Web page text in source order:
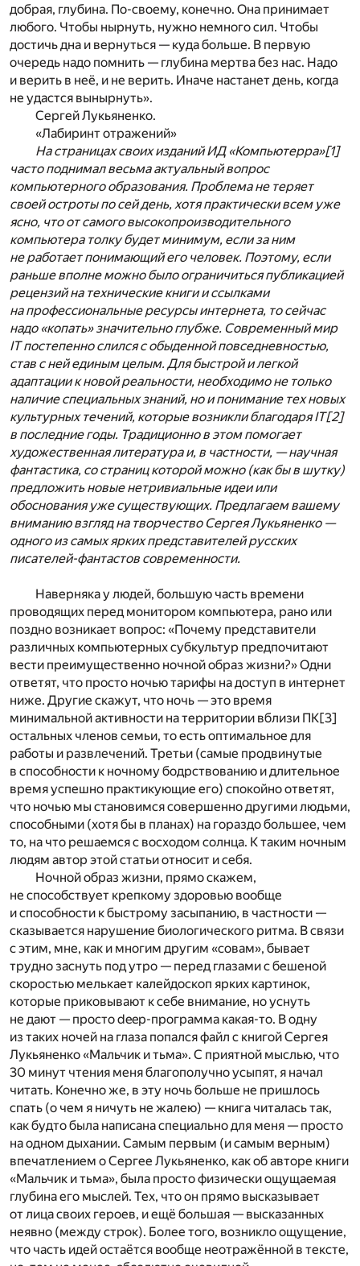
добрая, глубина. По-своему, конечно. Она принимает
любого. Чтобы нырнуть, нужно немного сил. Чтобы
достичь дна и вернуться — куда больше. В первую
очередь надо помнить — глубина мертва без нас. Надо
и верить в неё, и не верить. Иначе настанет день, когда
не удастся вынырнуть».
Сергей Лукьяненко.
«Лабиринт отражений»
На страницах своих изданий ИД «Компьютерра»[1]
часто поднимал весьма актуальный вопрос
компьютерного образования. Проблема не теряет
своей остроты по сей день, хотя практически всем уже
ясно, что от самого высокопроизводительного
компьютера толку будет минимум, если за ним
не работает понимающий его человек. Поэтому, если
раньше вполне можно было ограничиться публикацией
рецензий на технические книги и ссылками
на профессиональные ресурсы интернета, то сейчас
надо «копать» значительно глубже. Современный мир
IT постепенно слился с обыденной повседневностью,
став с ней единым целым. Для быстрой и легкой
адаптации к новой реальности, необходимо не только
наличие специальных знаний, но и понимание тех новых
культурных течений, которые возникли благодаря IT[2]
в последние годы. Традиционно в этом помогает
художественная литература и, в частности, — научная
фантастика, со страниц которой можно (как бы в шутку)
предложить новые нетривиальные идеи или
обоснования уже существующих. Предлагаем вашему
вниманию взгляд на творчество Сергея Лукьяненко —
одного из самых ярких представителей русских
писателей-фантастов современности.
Наверняка у людей, большую часть времени
проводящих перед монитором компьютера, рано или
поздно возникает вопрос: «Почему представители
различных компьютерных субкультур предпочитают
вести преимущественно ночной образ жизни?» Одни
ответят, что просто ночью тарифы на доступ в интернет
ниже. Другие скажут, что ночь — это время
минимальной активности на территории вблизи ПК[3]
остальных членов семьи, то есть оптимальное для
работы и развлечений. Третьи (самые продвинутые
в способности к ночному бодрствованию и длительное
время успешно практикующие его) спокойно ответят,
что ночью мы становимся совершенно другими людьми,
способными (хотя бы в планах) на гораздо большее, чем
то, на что решаемся с восходом солнца. К таким ночным
людям автор этой статьи относит и себя.
Ночной образ жизни, прямо скажем,
не способствует крепкому здоровью вообще
и способности к быстрому засыпанию, в частности —
сказывается нарушение биологического ритма. В связи
с этим, мне, как и многим другим «совам», бывает
трудно заснуть под утро — перед глазами с бешеной
скоростью мелькает калейдоскоп ярких картинок,
которые приковывают к себе внимание, но уснуть
не дают — просто deep-программа какая-то. В одну
из таких ночей на глаза попался файл с книгой Сергея
Лукьяненко «Мальчик и тьма». С приятной мыслью, что
30 минут чтения меня благополучно усыпят, я начал
читать. Конечно же, в эту ночь больше не пришлось
спать (о чем я ничуть не жалею) — книга читалась так,
как будто была написана специально для меня — просто
на одном дыхании. Самым первым (и самым верным)
впечатлением о Сергее Лукьяненко, как об авторе книги
«Мальчик и тьма», была просто физически ощущаемая
глубина его мыслей. Тех, что он прямо высказывает
от лица своих героев, и ещё большая — высказанных
неявно (между строк). Более того, возникло ощущение,
что часть идей остаётся вообще неотражённой в тексте,